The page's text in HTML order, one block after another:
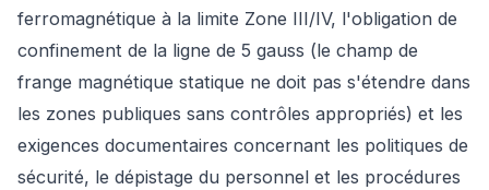
ferromagnétique à la limite Zone III/IV, l'obligation de
confinement de la ligne de 5 gauss (le champ de
frange magnétique statique ne doit pas s'étendre dans
les zones publiques sans contrôles appropriés) et les
exigences documentaires concernant les politiques de
sécurité, le dépistage du personnel et les procédures